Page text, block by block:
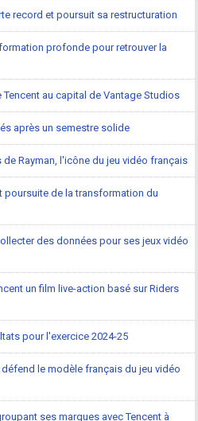
record et poursuit sa restructuration
profonde pour retrouver la
au capital de Vantage Studios
après un semestre solide
Rayman, l'icône du jeu vidéo français
poursuite de la transformation du
des données pour ses jeux vidéo
un film live-action basé sur Riders
pour l'exercice 2024-25
le modèle français du jeu vidéo
ses marques avec Tencent à